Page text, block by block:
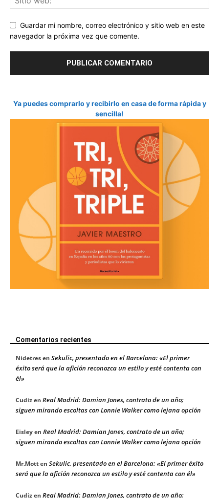
Guardar mi nombre, correo electrónico y sitio web en este
navegador la próxima vez que comente.
Ya puedes comprarlo y recibirlo en casa de forma rápida y
sencilla!
Comentarios recientes
Nidetresen Sekulic, presentado en el Barcelona: «El primer
éxito será que la afición reconozca un estilo y esté contenta con
él»
Cudizen Real Madrid: Damian Jones, contrato de un año;
siguen mirando escoltas con Lonnie Walker como lejana opción
Eisleyen Real Madrid: Damian Jones, contrato de un año;
siguen mirando escoltas con Lonnie Walker como lejana opción
Mr.Motten Sekulic, presentado en el Barcelona: «El primer éxito
será que la afición reconozca un estilo y esté contenta con él»
Cudizen Real Madrid: Damian Jones, contrato de un año;